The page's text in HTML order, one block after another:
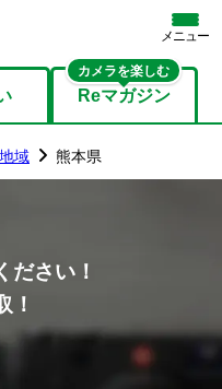
メニュー
Reマガジン
カメラを楽しむ
域 熊本県
ださい！
！